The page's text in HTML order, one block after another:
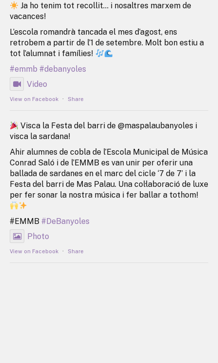
Ja ho tenim tot recollit… i nosaltres marxem de
vacances!
L’escola romandrà tancada el mes d’agost, ens
retrobem a partir de l’1 de setembre. Molt bon estiu a
tot l’alumnat i famílies!
#emmb #debanyoles
Video
View on Facebook · Share
Visca la Festa del barri de @maspalaubanyoles i
visca la sardana!
Ahir alumnes de cobla de l’Escola Municipal de Música
Conrad Saló i de l’EMMB es van unir per oferir una
ballada de sardanes en el marc del cicle ‘7 de 7’ i la
Festa del barri de Mas Palau. Una col·laboració de luxe
per fer sonar la nostra música i fer ballar a tothom!
#EMMB #DeBanyoles
Photo
View on Facebook · Share